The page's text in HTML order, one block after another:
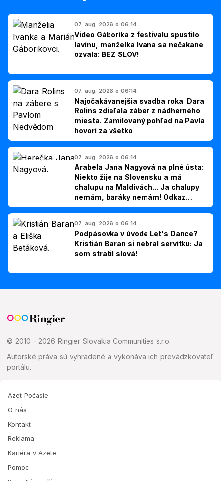
07. aug. 2026 o 06:14
Video Gáboríka z festivalu spustilo
lavínu, manželka Ivana sa nečakane
ozvala: BEZ SLOV!
07. aug. 2026 o 06:14
Najočakávanejšia svadba roka: Dara
Rolins zdieľala záber z nádherného
miesta. Zamilovaný pohľad na Pavla
hovorí za všetko
07. aug. 2026 o 06:14
Arabela Jana Nagyová na plné ústa:
Niekto žije na Slovensku a má
chalupu na Maldivách... Ja chalupy
nemám, baráky nemám! Odkaz
Slovákom
07. aug. 2026 o 06:14
Podpásovka v úvode Let's Dance?
Kristián Baran si nebral servítku: Ja
som stratil slová!
© 2010 - 2026 Ringier Slovakia Communities s.r.o.
Autorské práva sú vyhradené a vykonáva ich prevádzkovateľ
portálu.
Azet Počasie
O nás
Kontakt
Reklama
Kariéra v Azete
Pomoc